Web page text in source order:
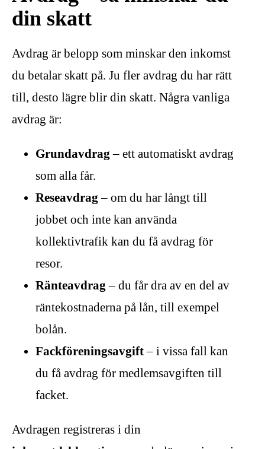
din skatt
Avdrag är belopp som minskar den inkomst
du betalar skatt på. Ju fler avdrag du har rätt
till, desto lägre blir din skatt. Några vanliga
avdrag är:
Grundavdrag – ett automatiskt avdrag
som alla får.
Reseavdrag – om du har långt till
jobbet och inte kan använda
kollektivtrafik kan du få avdrag för
resor.
Ränteavdrag – du får dra av en del av
räntekostnaderna på lån, till exempel
bolån.
Fackföreningsavgift– i vissa fall kan
du få avdrag för medlemsavgiften till
facket.
Avdragen registreras i din